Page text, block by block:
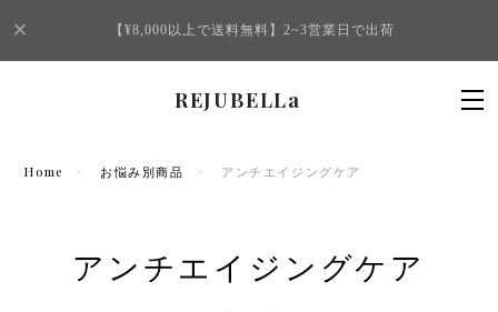
【¥8,000以上で送料無料】2~3営業日で出荷
REJUBELLa
Home お悩み別商品 アンチエイジングケア
アンチエイジングケア